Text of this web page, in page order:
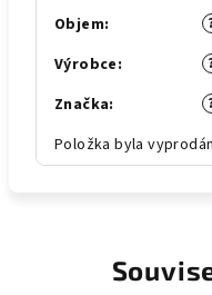
Objem:
Výrobce:
Značka:
Položka byla